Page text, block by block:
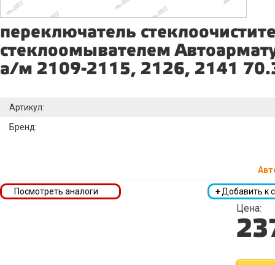
переключатель
стеклоомывателем
а/м 2109-2115, 2126, 2141
Артикул:
Бренд:
+Добавить к
Посмотреть аналоги
Цена: